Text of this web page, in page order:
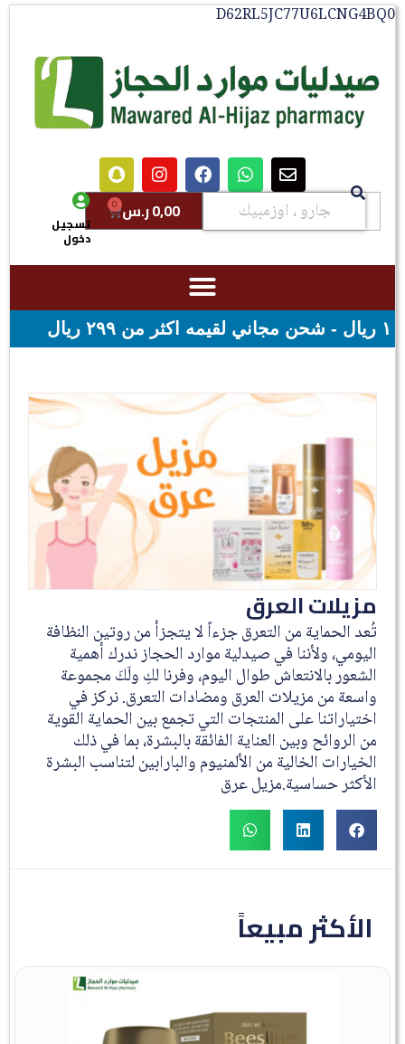
D62RL5JC77U6LCNG4BQ0
0,00ر.س 0
تسجيل
دخول
مزيلات العرق
تُعد الحماية من التعرق جزءاً لا يتجزأ من روتين النظافة
اليومي، ولأننا في صيدلية موارد الحجاز ندرك أهمية
الشعور بالانتعاش طوال اليوم، وفرنا لكِ ولَكَ مجموعة
واسعة من مزيلات العرق ومضادات التعرق. نركز في
اختياراتنا على المنتجات التي تجمع بين الحماية القوية
من الروائح وبين العناية الفائقة بالبشرة، بما في ذلك
الخيارات الخالية من الألمنيوم والبارابين لتناسب البشرة
الأكثر حساسية.مزيل عرق
الأكثر مبيعاً